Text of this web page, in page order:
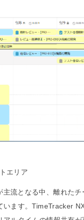
エリア
流となる中、離れたチ
います。TimeTracker